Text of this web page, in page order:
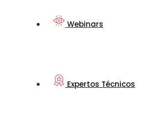
Webinars
Expertos Técnicos